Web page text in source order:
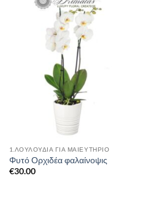
1.ΛΟΥΛΟΥΔΙΑ ΓΙΑ ΜΑΙΕΥΤΗΡΙΟ
Φυτό Ορχιδέα φαλαίνοψις
€30.00